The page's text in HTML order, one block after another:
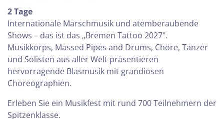
2 Tage
Internationale Marschmusik und atemberaubende
Shows – das ist das „Bremen Tattoo 2027".
Musikkorps, Massed Pipes and Drums, Chöre, Tänzer
und Solisten aus aller Welt präsentieren
hervorragende Blasmusik mit grandiosen
Choreographien.
Erleben Sie ein Musikfest mit rund 700 Teilnehmern der
Spitzenklasse.